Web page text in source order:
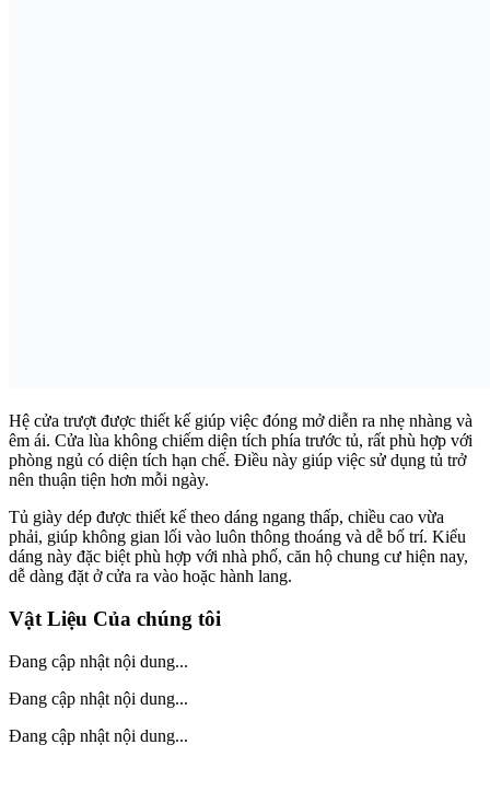
Hệ cửa trượt được thiết kế giúp việc đóng mở diễn ra nhẹ nhàng và
êm ái. Cửa lùa không chiếm diện tích phía trước tủ, rất phù hợp với
phòng ngủ có diện tích hạn chế. Điều này giúp việc sử dụng tủ trở
nên thuận tiện hơn mỗi ngày.
Tủ giày dép được thiết kế theo dáng ngang thấp, chiều cao vừa
phải, giúp không gian lối vào luôn thông thoáng và dễ bố trí. Kiểu
dáng này đặc biệt phù hợp với nhà phố, căn hộ chung cư hiện nay,
dễ dàng đặt ở cửa ra vào hoặc hành lang.
Vật Liệu Của chúng tôi
Đang cập nhật nội dung...
Đang cập nhật nội dung...
Đang cập nhật nội dung...